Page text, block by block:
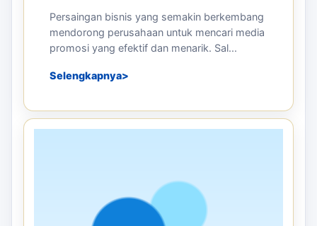
Persaingan bisnis yang semakin berkembang
mendorong perusahaan untuk mencari media
promosi yang efektif dan menarik. Sal...
Selengkapnya